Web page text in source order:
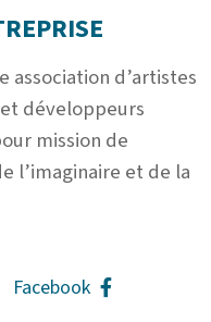
association d’artistes
développeurs
mission de
l’imaginaire et de la
Facebook